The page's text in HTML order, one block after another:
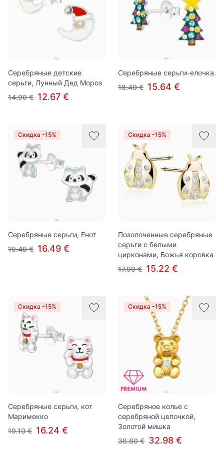
Серебряные детские
серьги, Лунный Дед Мороз
14.90 € 12.67 €
Серебряные серьги-елочка.
18.40 € 15.64 €
Скидка -15%
Серебряные серьги, Енот
19.40 € 16.49 €
Скидка -15%
Позолоченные серебряные
серьги с белыми
цирконами, Божья коровка
17.90 € 15.22 €
Скидка -15%
Серебряные серьги, кот
Маримекко
19.10 € 16.24 €
Скидка -15%
Серебряное колье с
серебряной цепочкой,
Золотой мишка
38.80 € 32.98 €